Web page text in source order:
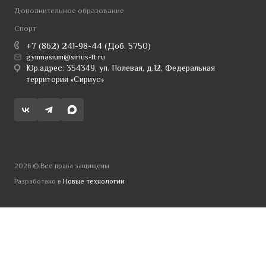
Дополнительное образование
Спорт
+7 (862) 241-98-44 (Доб. 5750)
gymnasium@sirius-ft.ru
Юр.адрес: 354349, ул. Полевая, д.12, Федеральная
территория «Сириус»
2026 © Все права защищены
Разработано в Новые технологии